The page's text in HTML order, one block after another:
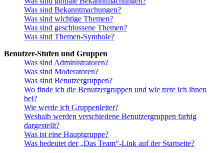
Was sind Bekanntmachungen?
Was sind wichtige Themen?
Was sind geschlossene Themen?
Was sind Themen-Symbole?
Benutzer-Stufen und Gruppen
Was sind Administratoren?
Was sind Moderatoren?
Was sind Benutzergruppen?
Wo finde ich die Benutzergruppen und wie trete ich ihnen
bei?
Wie werde ich Gruppenleiter?
Weshalb werden verschiedene Benutzergruppen farbig
dargestellt?
Was ist eine Hauptgruppe?
Was bedeutet der „Das Team“-Link auf der Startseite?